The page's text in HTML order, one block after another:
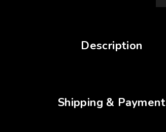
Description
Shipping & Payment